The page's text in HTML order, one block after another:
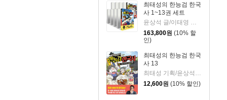
최태성의 한능검 한국
사 1~13권 세트
윤상석 글/이태영 그림
163,800원 (10% 할
인)
최태성의 한능검 한국
사 13
최태성 기획/윤상석 글/이태영 그림
12,600원 (10% 할인)